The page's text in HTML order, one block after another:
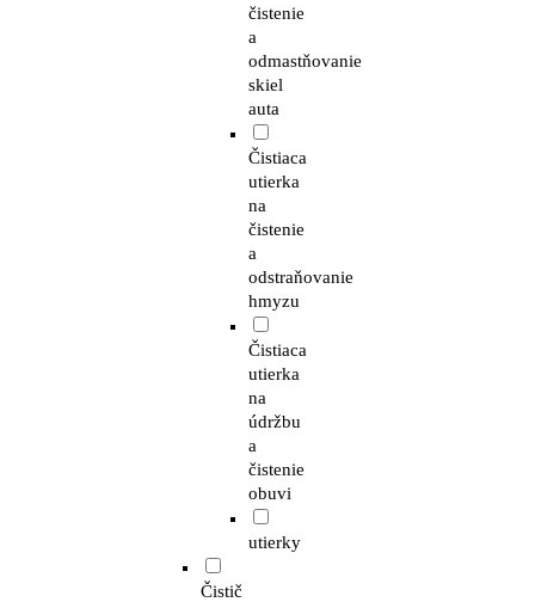
čistenie
a
odmastňovanie
skiel
auta
Čistiaca
utierka
na
čistenie
a
odstraňovanie
hmyzu
Čistiaca
utierka
na
údržbu
a
čistenie
obuvi
utierky
Čistič